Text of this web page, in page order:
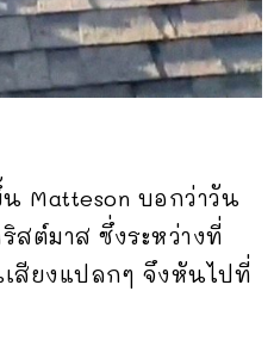
Matteson บอกว่าวัน
สต์มาส ซึ่งระหว่างที่
สียงแปลกๆ จึงหันไปที่